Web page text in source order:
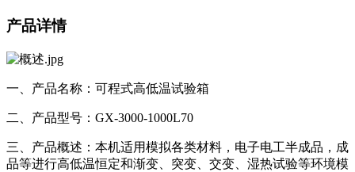
产品详情
一、产品名称：可程式高低温试验箱
二、产品型号：GX-3000-1000L70
三、产品概述：本机适用模拟各类材料，电子电工半成品，成
品等进行高低温恒定和渐变、突变、交变、湿热试验等环境模